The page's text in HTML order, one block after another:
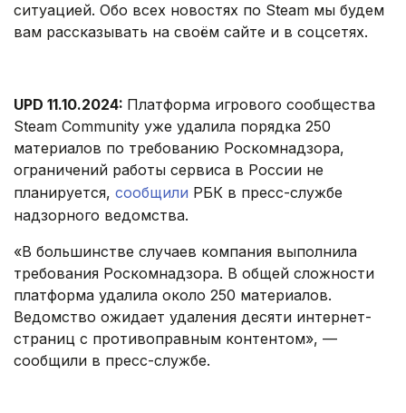
ситуацией. Обо всех новостях по Steam мы будем
вам рассказывать на своём сайте и в соцсетях.
UPD 11.10.2024: Платформа игрового сообщества
Steam Community уже удалила порядка 250
материалов по требованию Роскомнадзора,
ограничений работы сервиса в России не
планируется, сообщили РБК в пресс-службе
надзорного ведомства.
«В большинстве случаев компания выполнила
требования Роскомнадзора. В общей сложности
платформа удалила около 250 материалов.
Ведомство ожидает удаления десяти интернет-
страниц с противоправным контентом», —
сообщили в пресс-службе.